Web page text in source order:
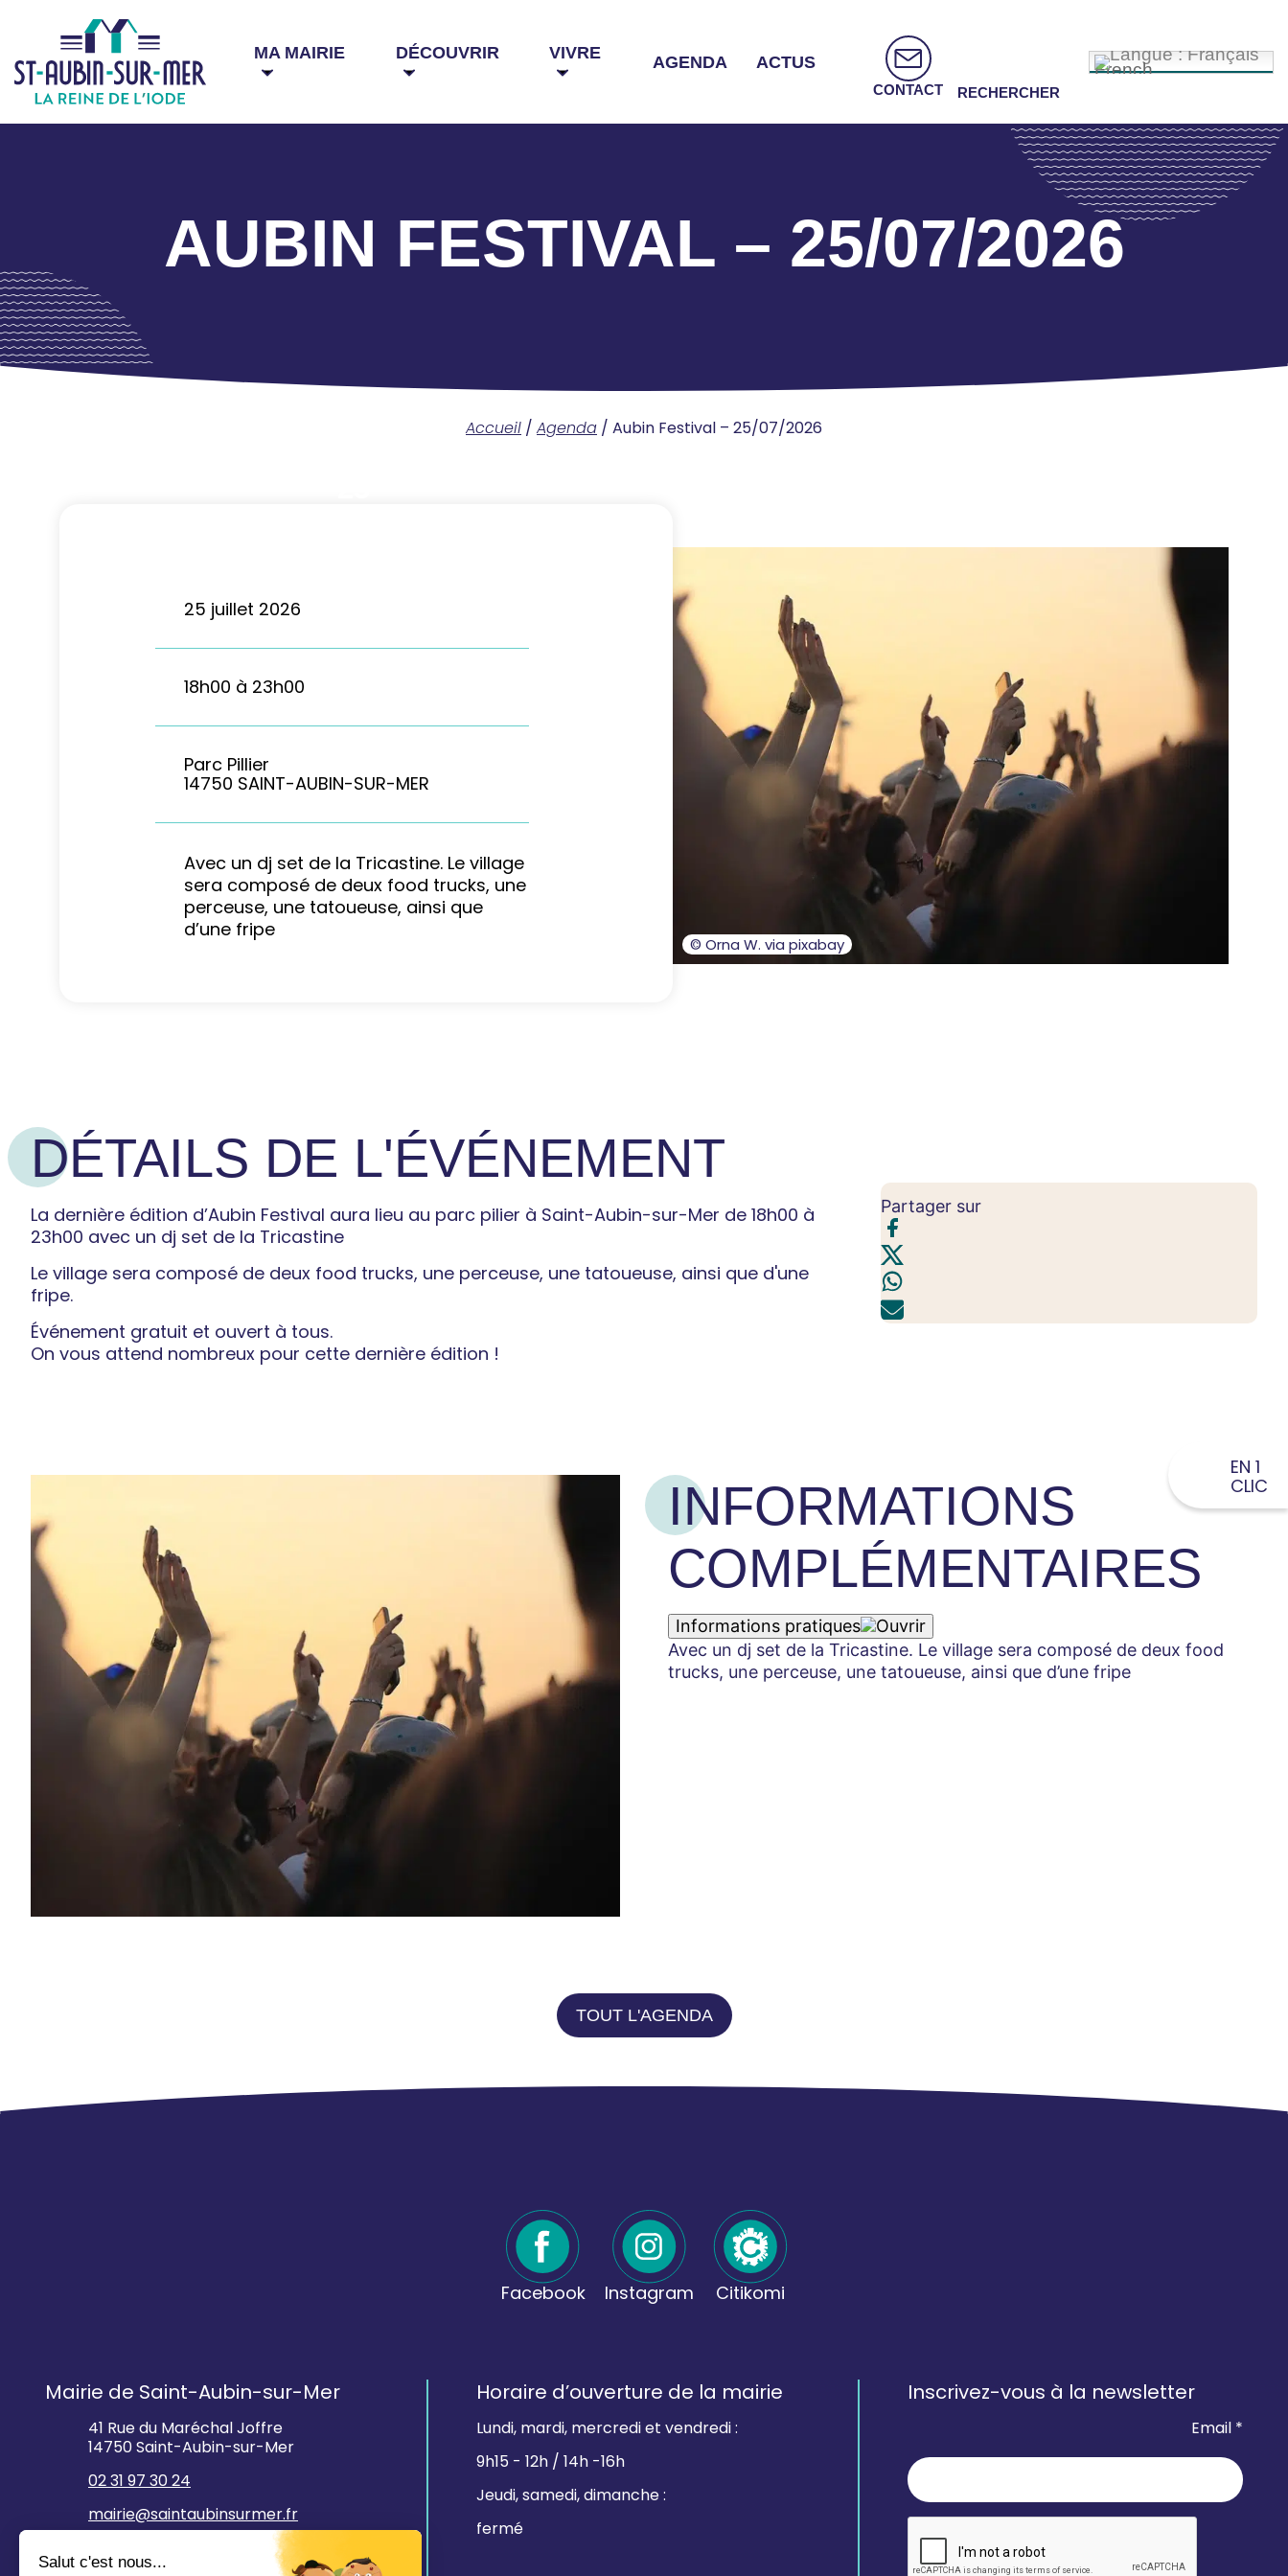
MA MAIRIE DÉCOUVRIR VIVRE AGENDA ACTUS
CONTACT RECHERCHER
French
AUBIN FESTIVAL – 25/07/2026
Accueil / Agenda / Aubin Festival – 25/07/2026
© Orna W. via pixabay
25 juillet 2026
18h00 à 23h00
Parc Pillier
14750 SAINT-AUBIN-SUR-MER
Avec un dj set de la Tricastine. Le village
sera composé de deux food trucks, une
perceuse, une tatoueuse, ainsi que
d’une fripe
DÉTAILS DE L'ÉVÉNEMENT
La dernière édition d’Aubin Festival aura lieu au parc pilier à Saint-Aubin-sur-Mer de 18h00 à
23h00 avec un dj set de la Tricastine
Le village sera composé de deux food trucks, une perceuse, une tatoueuse, ainsi que d'une
fripe.
Événement gratuit et ouvert à tous.
On vous attend nombreux pour cette dernière édition !
Partager sur
INFORMATIONS
COMPLÉMENTAIRES
Informations pratiques
Avec un dj set de la Tricastine. Le village sera composé de deux food
trucks, une perceuse, une tatoueuse, ainsi que d’une fripe
TOUT L'AGENDA
Facebook Instagram Citikomi
Mairie de Saint-Aubin-sur-Mer
41 Rue du Maréchal Joffre
14750 Saint-Aubin-sur-Mer
02 31 97 30 24
mairie@saintaubinsurmer.fr
Horaire d’ouverture de la mairie
Lundi, mardi, mercredi et vendredi :
9h15 - 12h / 14h -16h
Jeudi, samedi, dimanche :
fermé
Inscrivez-vous à la newsletter
Email *
EN 1
CLIC